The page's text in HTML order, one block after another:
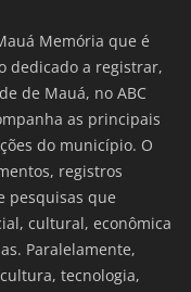
Memória que é
dedicado a registrar,
de Mauá, no ABC
as principais
do município. O
registros
pesquisas que
cultural, econômica
Paralelamente,
tecnologia,